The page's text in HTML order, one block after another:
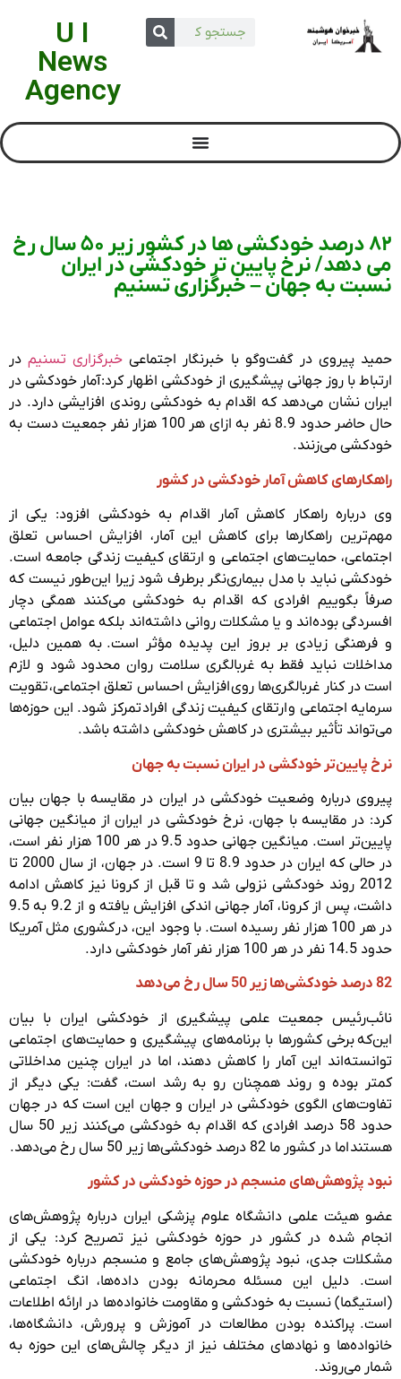
U I
News
Agency
82 درصد خودکشی ها در کشور زیر 50 سال رخ
می دهد/ نرخ پایین تر خودکشی در ایران
نسبت به جهان – خبرگزاری تسنیم
حمید پیروی در گفت‌وگو با خبرنگار اجتماعی خبرگزاری تسنیمدر
ارتباط با روز جهانی پیشگیری از خودکشی اظهار کرد: آمار خودکشی در
ایران نشان می‌دهد که اقدام به خودکشی روندی افزایشی دارد. در
حال حاضر حدود 8.9 نفر به ازای هر 100 هزار نفر جمعیت دست به
خودکشی می‌زنند.
راهکارهای کاهش آمار خودکشی در کشور
وی درباره راهکار کاهش آمار اقدام به خودکشی افزود: یکی از
مهم‌ترین راهکارها برای کاهش این آمار، افزایش احساس تعلق
اجتماعی، حمایت‌‌های اجتماعی و ارتقای کیفیت زندگی جامعه است.
خودکشی نباید با مدل بیماری‌نگر برطرف شود زیرا این‌طور نیست که
صرفاً بگوییم افرادی که اقدام به خودکشی می‌کنند همگی دچار
افسردگی بوده‌اند و یا مشکلات روانی داشته‌اند بلکه عوامل اجتماعی
و فرهنگی زیادی بر بروز این پدیده مؤثر است. به همین دلیل،
مداخلات نباید فقط به غربالگری سلامت روان محدود شود و لازم
است در کنار غربالگری‌ها روی افزایش احساس تعلق اجتماعی، تقویت
سرمایه اجتماعی و ارتقای کیفیت زندگی افراد تمرکز شود. این حوزه‌ها
می‌تواند تأثیر بیشتری در کاهش خودکشی داشته باشد.
نرخ پایین‌تر خودکشی در ایران نسبت به جهان
پیروی درباره وضعیت خودکشی در ایران در مقایسه با جهان بیان
کرد: در مقایسه با جهان، نرخ خودکشی در ایران از میانگین جهانی
پایین‌تر است. میانگین جهانی حدود 9.5 در هر 100 هزار نفر است،
در حالی که ایران در حدود 8.9 تا 9 است. در جهان، از سال 2000 تا
2012 روند خودکشی نزولی شد و تا قبل از کرونا نیز کاهش ادامه
داشت، پس از کرونا، آمار جهانی اندکی افزایش یافته و از 9.2 به 9.5
در هر 100 هزار نفر رسیده است. با وجود این، در کشوری مثل آمریکا
حدود 14.5 نفر در هر 100 هزار نفر آمار خودکشی دارد.
82 درصد خودکشی‌ها زیر 50 سال رخ می‌دهد
نائب‌رئیس جمعیت علمی پیشگیری از خودکشی ایران با بیان
این‌که برخی کشورها با برنامه‌های پیشگیری و حمایت‌های اجتماعی
توانسته‌اند این آمار را کاهش دهند، اما در ایران چنین مداخلاتی
کمتر بوده و روند همچنان رو به رشد است، گفت: یکی دیگر از
تفاوت‌های الگوی خودکشی در ایران و جهان این است که در جهان
حدود 58 درصد افرادی که اقدام به خودکشی‌ می‌کنند زیر 50 سال
هستند اما در کشور ما 82 درصد خودکشی‌ها زیر 50 سال رخ می‌دهد.
نبود پژوهش‌های منسجم در حوزه خودکشی در کشور
عضو هیئت علمی دانشگاه علوم پزشکی ایران درباره پژوهش‌های
انجام شده در کشور در حوزه خودکشی نیز تصریح کرد: یکی از
مشکلات جدی، نبود پژوهش‌های جامع و منسجم درباره خودکشی
است. دلیل این مسئله محرمانه بودن داده‌ها، انگ اجتماعی
(استیگما) نسبت به خودکشی و مقاومت خانواده‌ها در ارائه اطلاعات
است. پراکنده بودن مطالعات در آموزش و پرورش، دانشگاه‌ها،
خانواده‌ها و نهادهای مختلف نیز از دیگر چالش‌های این حوزه به
شمار می‌روند.